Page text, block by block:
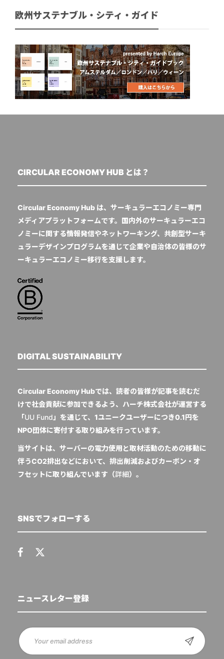
欧州サステナブル・シティ・ガイド
CIRCULAR ECONOMY HUB とは？
Circular Economy Hub は、サーキュラーエコノミー専門
メディアプラットフォームです。国内外のサーキュラーエコ
ノミーに関する情報発信やネットワーキング、共創型サーキ
ュラーデザインプログラムを通じて企業や自治体の皆様のサ
ーキュラーエコノミー移行を支援します。
DIGITAL SUSTAINABILITY
Circular Economy Hubでは、読者の皆様が記事を読むだ
けで社会貢献に参加できるよう、ハーチ株式会社が運営する
「UU Fund 」を通じて、1ユニークユーザーにつき0.1円を
NPO団体に寄付する取り組みを行っています。
当サイトは、サーバーの電力使用と取材活動のための移動に
伴うCO2排出などにおいて、排出削減およびカーボン・オ
フセットに取り組んでいます（詳細）。
SNSでフォローする
ニュースレター登録